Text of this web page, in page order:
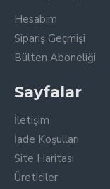
Hesabım
Sipariş Geçmişi
Bülten Aboneliği
Sayfalar
İletişim
İade Koşulları
Site Haritası
Üreticiler